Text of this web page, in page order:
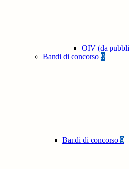
OIV (da
Bandi di concorso 9
Bandi di concorso 9